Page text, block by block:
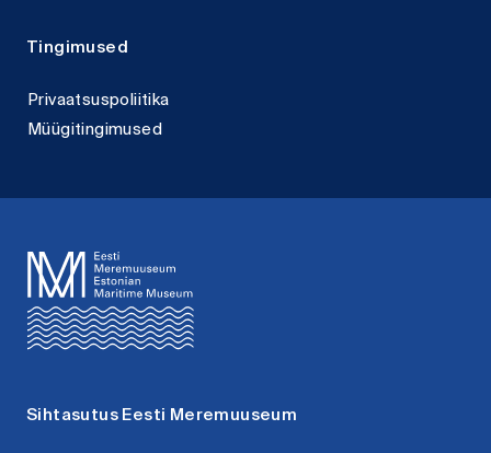
Tingimused
Privaatsuspoliitika
Müügitingimused
Sihtasutus Eesti Meremuuseum